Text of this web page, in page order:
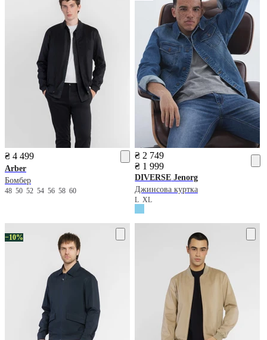
₴ 4 499
Arber
Бомбер
48 50 52 54 56 58 60
₴ 2 749
₴ 1 999
DIVERSE Jenorg
Джинсова куртка
LXL
−10%